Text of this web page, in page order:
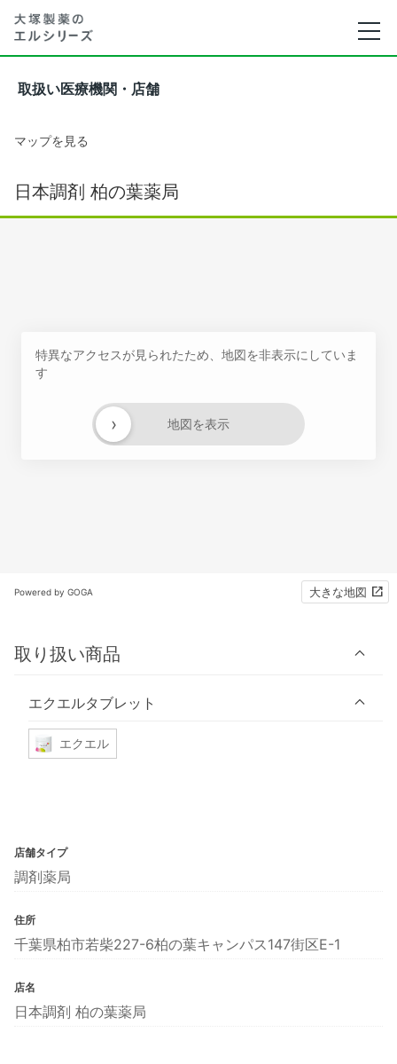
取扱い医療機関・店舗
マップを見る
日本調剤 柏の葉薬局
特異なアクセスが見られたため、地図を非表示にしていま
す
地図を表示
›
Powered by GOGA 大きな地図
取り扱い商品
エクエルタブレット
エクエル
店舗タイプ
調剤薬局
住所
千葉県柏市若柴227-6柏の葉キャンパス147街区E-1
店名
日本調剤 柏の葉薬局